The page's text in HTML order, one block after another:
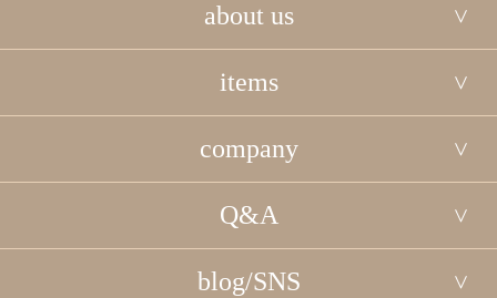
about us
items
company
Q&A
blog/SNS